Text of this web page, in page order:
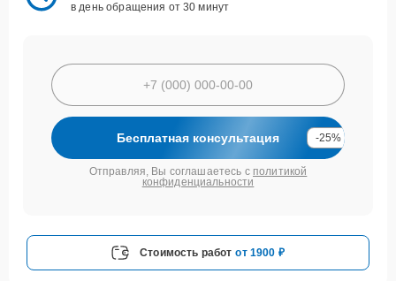
в день обращения от 30 минут
Бесплатная консультация -25%
Отправляя, Вы соглашаетесь с политикой
конфиденциальности
Стоимость работ от 1900 ₽